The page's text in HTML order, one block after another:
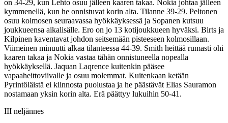
on 34-29, kun Lehto osuu jälleen kaaren takaa. Nokia johtaa jälleen
kymmenellä, kun he onnistuvat korin alta. Tilanne 39-29. Peltonen
osuu kolmosen seuraavassa hyökkäyksessä ja Sopanen kutsuu
joukkueensa aikalisälle. Ero on jo 13 kotijoukkueen hyväksi. Birts ja
Kilpinen kaventavat johdon seitsemään pisteeseen kolmosillaan.
Viimeinen minuutti alkaa tilanteessa 44-39. Smith heittää rumasti ohi
kaaren takaa ja Nokia vastaa tähän onnistuneella nopealla
hyökkäyksellä. Jaquan Laqrence kuitenkin pääsee
vapaaheittoviivalle ja osuu molemmat. Kuitenkaan ketään
Pyrintöläistä ei kiinnosta puolustaa ja he päästävät Elias Sauramon
nostamaan yksin korin alta. Erä päättyy lukuihin 50-41.
III neljännes